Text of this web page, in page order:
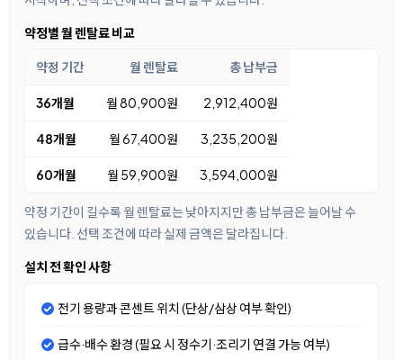
약정별 월 렌탈료 비교
약정 기간 월 렌탈료 총 납부금
36개월 월 80,900원 2,912,400원
48개월 월 67,400원 3,235,200원
60개월 월 59,900원 3,594,000원
약정 기간이 길수록 월 렌탈료는 낮아지지만 총 납부금은 늘어날 수
있습니다. 선택 조건에 따라 실제 금액은 달라집니다.
설치 전 확인 사항
전기 용량과 콘센트 위치 (단상/삼상 여부 확인)
급수·배수 환경 (필요 시 정수기·조리기 연결 가능 여부)